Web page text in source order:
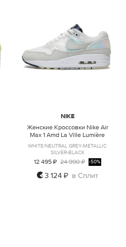
US5
NIKE
Женские Кроссовки Nike Air
Max 1 Amd La Ville Lumière
WHITE/NEUTRAL GREY-METALLIC
SILVER-BLACK
12 495 ₽ 24 990 ₽ -50%
3 124 ₽ в Сплит